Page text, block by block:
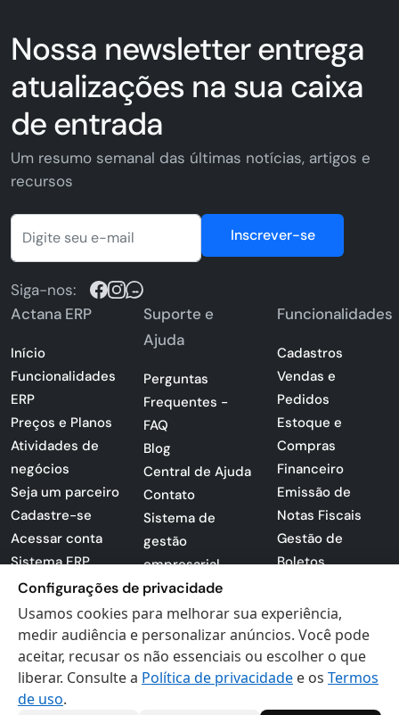
Nossa newsletter entrega
atualizações na sua caixa
de entrada
Um resumo semanal das últimas notícias, artigos e
recursos
Inscrever-se
Siga-nos:
Actana ERP
Início
Funcionalidades
ERP
Preços e Planos
Atividades de
negócios
Seja um parceiro
Cadastre-se
Acessar conta
Sistema ERP
Apresentação
PDF
Loja -
Certificados
Digitais
Suporte e
Ajuda
Perguntas
Frequentes -
FAQ
Blog
Central de Ajuda
Contato
Sistema de
gestão
empresarial
Sistema para
lojas
Preferências de
cookies
Politica de
Funcionalidades
Cadastros
Vendas e
Pedidos
Estoque e
Compras
Financeiro
Emissão de
Notas Fiscais
Gestão de
Boletos
Configurações de privacidade
Usamos cookies para melhorar sua experiência,
medir audiência e personalizar anúncios. Você pode
aceitar, recusar os não essenciais ou escolher o que
liberar. Consulte a Política de privacidade e os Termos
de uso.